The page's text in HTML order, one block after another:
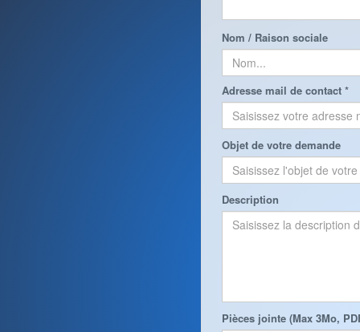
Nom / Raison sociale
Adresse mail de contact *
Objet de votre demande
Description
Pièces jointe (Max 3Mo,